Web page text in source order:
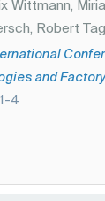
Wittmann,
Robert
and
4